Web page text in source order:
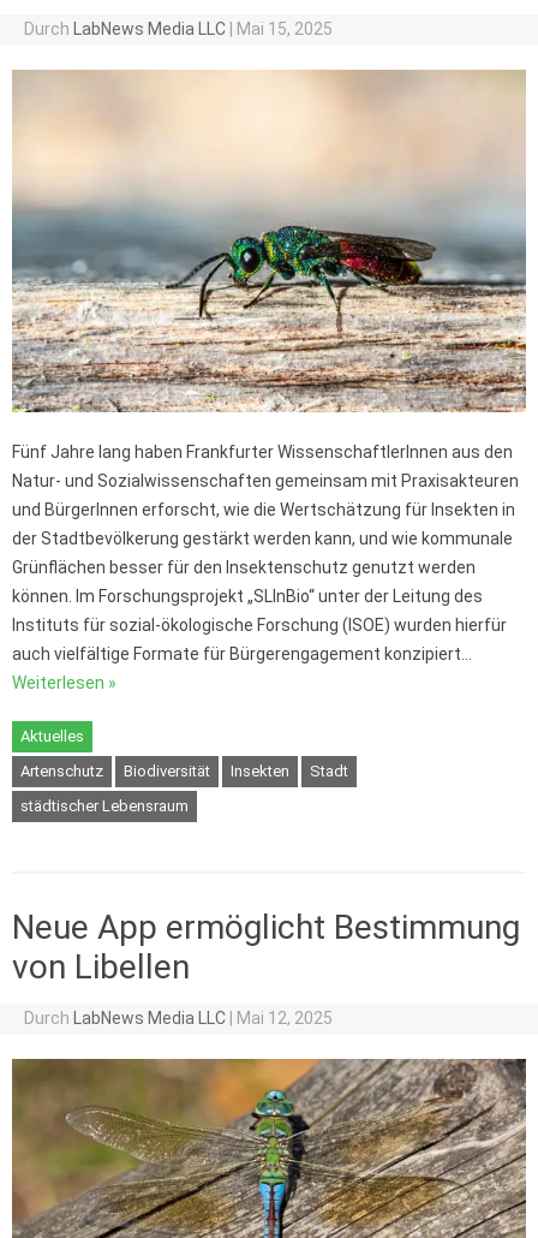
Durch LabNews Media LLC Mai 15, 2025
Fünf Jahre lang haben Frankfurter WissenschaftlerInnen aus den
Natur- und Sozialwissenschaften gemeinsam mit Praxisakteuren
und BürgerInnen erforscht, wie die Wertschätzung für Insekten in
der Stadtbevölkerung gestärkt werden kann, und wie kommunale
Grünflächen besser für den Insektenschutz genutzt werden
können. Im Forschungsprojekt „SLInBio“ unter der Leitung des
Instituts für sozial-ökologische Forschung (ISOE) wurden hierfür
auch vielfältige Formate für Bürgerengagement konzipiert…
Weiterlesen »
Aktuelles
Artenschutz
Biodiversität Insekten
Stadt
städtischer Lebensraum
Neue App ermöglicht Bestimmung
von Libellen
Durch LabNews Media LLC Mai 12, 2025